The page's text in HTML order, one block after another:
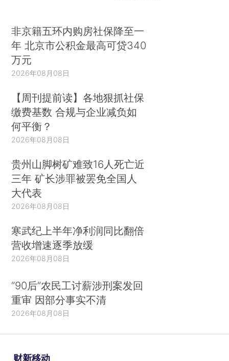
非京籍五环内购房社保降至一
年 北京市公积金最高可贷340
万元
2026年08月08日
【周刊提前读】各地狠抓社保
缴费基数 合规与企业减负如
何平衡？
2026年08月08日
贵州山脚树矿难致16人死亡近
三年 矿长涉罪被罢免全国人
大代表
2026年08月08日
寒武纪上半年净利润同比翻倍
营收增速逐季放缓
2026年08月08日
“90后”农民工讨薪涉刑案发回
重审 因部分事实不清
2026年08月08日
财新移动